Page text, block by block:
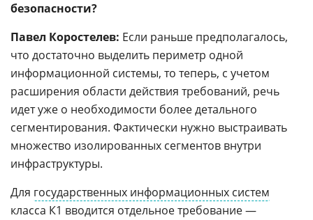
безопасности?
Павел Коростелев: Если раньше предполагалось,
что достаточно выделить периметр одной
информационной системы, то теперь, с учетом
расширения области действия требований, речь
идет уже о необходимости более детального
сегментирования. Фактически нужно выстраивать
множество изолированных сегментов внутри
инфраструктуры.
Для государственных информационных систем
класса К1 вводится отдельное требование —